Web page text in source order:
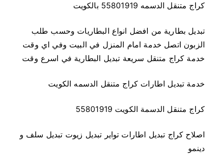
كراج متنقل الدسمه 55801919 بالكويت
تبديل بطارية من افضل انواع البطاريات وحسب طلب
الزبون اتصل خدمة امام المنزل في البيت وفي اي وقت
خدمة كراج متنقل سريعة تبديل البطارية في اسرع وقت
خدمة تبديل اطارات كراج متنقل الدسمه الكويت
كراج متنقل الدسمة الكويت 55801919
اصلاح كراج تبديل اطارات تواير تبديل زيوت تبديل سلف و
دينمو